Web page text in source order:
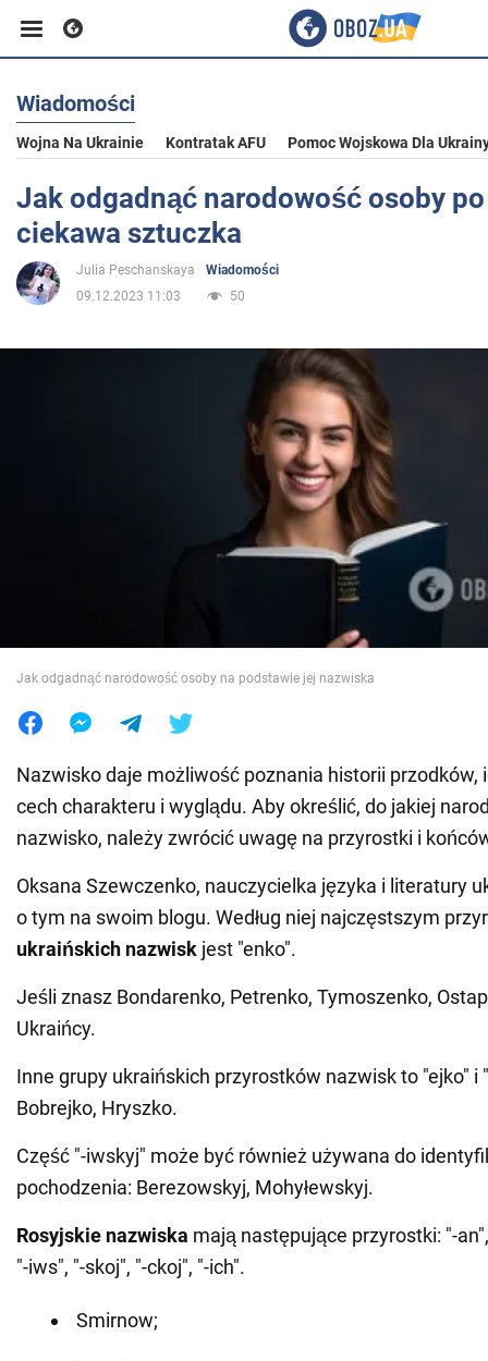
Biznes
Sport
Rozrywka
Jedzenie
Wiadomości
Wojna Na Ukrainie Kontratak AFU Pomoc Wojskowa Dla
Jak odgadnąć narodowość osoby
ciekawa sztuczka
Julia Peschanskaya
Wiadomości
09.12.2023 11:03
50
Jak odgadnąć narodowość osoby na podstawie jej nazwiska
Nazwisko daje możliwość poznania historii przodków,
cech charakteru i wyglądu. Aby określić, do jakiej
nazwisko, należy zwrócić uwagę na przyrostki i
Oksana Szewczenko, nauczycielka języka i literatury
o tym na swoim blogu. Według niej najczęstszym
ukraińskich nazwisk jest "enko".
Jeśli znasz Bondarenko, Petrenko, Tymoszenko,
Ukraińcy.
Inne grupy ukraińskich przyrostków nazwisk to "ejko" i
Bobrejko, Hryszko.
Część "-iwskyj" może być również używana do
pochodzenia: Berezowskyj, Mohyłewskyj.
Rosyjskie nazwiska mają następujące przyrostki: "-
"-iws", "-skoj", "-ckoj", "-ich".
Smirnow;